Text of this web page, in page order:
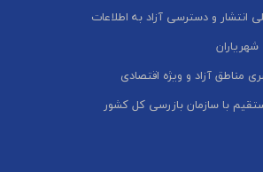
انتشار و دسترسی آزاد به اطلاعات
مناطق آزاد و ویژه اقتصادی
با سازمان بازرسی کل کشور